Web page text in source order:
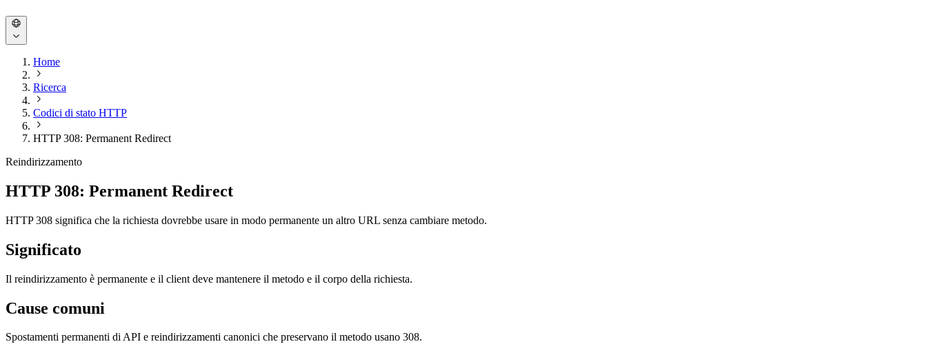
Home
Ricerca
Codici di stato HTTP
HTTP 308: Permanent Redirect
Reindirizzamento
HTTP 308: Permanent Redirect
HTTP 308 significa che la richiesta dovrebbe usare in modo permanente un altro URL senza cambiare metodo.
Significato
Il reindirizzamento è permanente e il client deve mantenere il metodo e il corpo della richiesta.
Cause comuni
Spostamenti permanenti di API e reindirizzamenti canonici che preservano il metodo usano 308.